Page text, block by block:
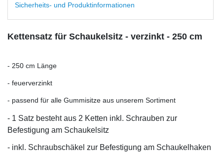
Sicherheits- und Produktinformationen
Kettensatz für Schaukelsitz - verzinkt - 250 cm
- 250 cm Länge
- feuerverzinkt
- passend für alle Gummisitze aus unserem Sortiment
- 1 Satz besteht aus 2 Ketten inkl. Schrauben zur
Befestigung am Schaukelsitz
- inkl. Schraubschäkel zur Befestigung am Schaukelhaken